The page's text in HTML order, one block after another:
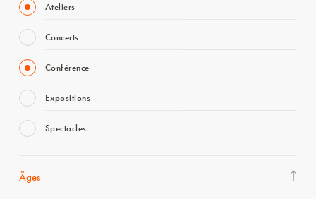
Ateliers
Concerts
Conférence
Expositions
Spectacles
Âges